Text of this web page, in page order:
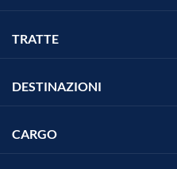
TRATTE
DESTINAZIONI
CARGO